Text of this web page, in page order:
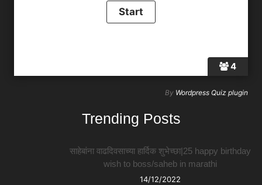
4
By Wordpress Quiz plugin
Trending Posts
साहेबांना वाढदिवसाच्या हार्दिक शुभेच्छा|25 happy birthday
wish to boss/saheb in marathi
14/12/2022